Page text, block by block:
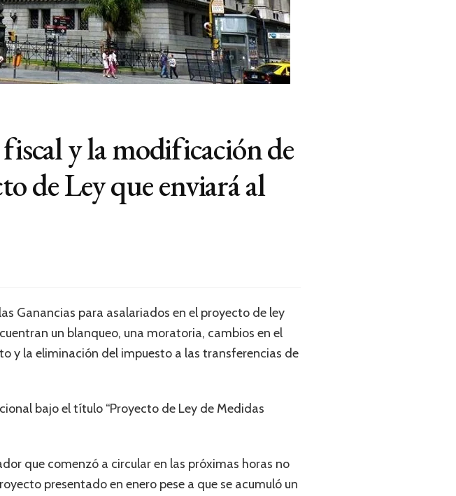
y la modificación de
de Ley que enviará al
Ganancias para asalariados en el proyecto de ley
un blanqueo, una moratoria, cambios en el
y la eliminación del impuesto a las transferencias de
bajo el título “Proyecto de Ley de Medidas
que comenzó a circular en las próximas horas no
presentado en enero pese a que se acumuló un